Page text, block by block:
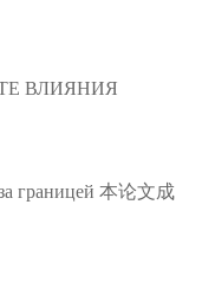
ВЛИЯНИЯ
границей 本论文成